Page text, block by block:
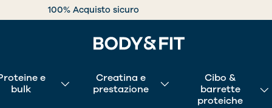
100% Acquisto sicuro
e
bulk
Creatina e
prestazione
Cibo &
barrette
proteiche